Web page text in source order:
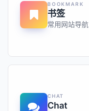
BOOKMARK
书签
常用网站导航
CHAT
Chat